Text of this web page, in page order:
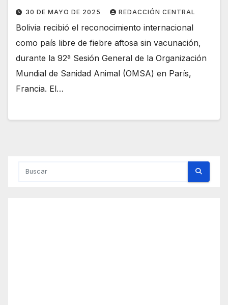
30 DE MAYO DE 2025 REDACCIÓN CENTRAL
Bolivia recibió el reconocimiento internacional
como país libre de fiebre aftosa sin vacunación,
durante la 92ª Sesión General de la Organización
Mundial de Sanidad Animal (OMSA) en París,
Francia. El…